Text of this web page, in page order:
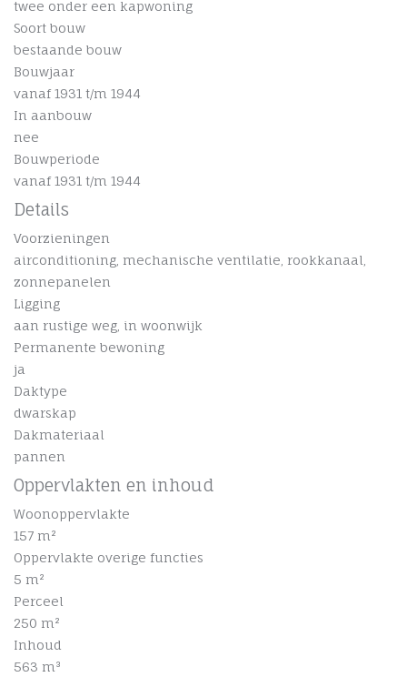
twee onder een kapwoning
Soort bouw
bestaande bouw
Bouwjaar
vanaf 1931 t/m 1944
In aanbouw
nee
Bouwperiode
vanaf 1931 t/m 1944
Details
Voorzieningen
airconditioning, mechanische ventilatie, rookkanaal,
zonnepanelen
Ligging
aan rustige weg, in woonwijk
Permanente bewoning
ja
Daktype
dwarskap
Dakmateriaal
pannen
Oppervlakten en inhoud
Woonoppervlakte
157 m²
Oppervlakte overige functies
5 m²
Perceel
250 m²
Inhoud
563 m³